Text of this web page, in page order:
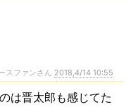
スファンさん 2018,4/14 10:55
は晋太郎も感じてた